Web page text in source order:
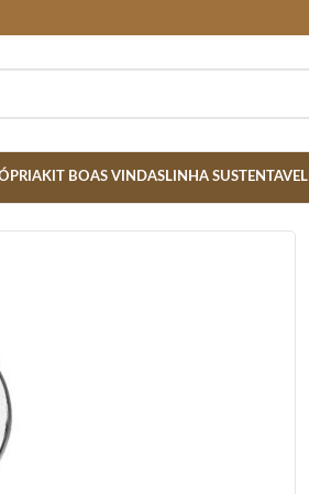
KIT BOAS VINDASLINHA SUSTENTAVEL